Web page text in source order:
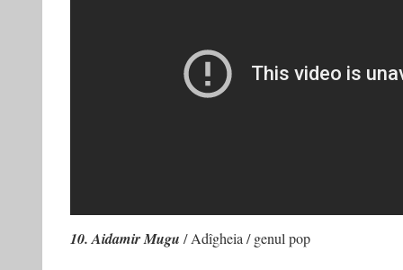
10. Aidamir Mugu / Adîgheia / genul pop